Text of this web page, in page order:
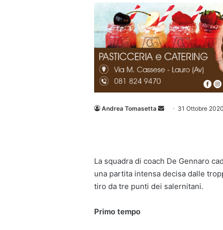
Andrea Tomasetta
Invia 31 Ottobre 2020
La squadra di coach De Gennaro
una partita intensa decisa dalle
tiro da tre punti dei salernitani.
Primo tempo